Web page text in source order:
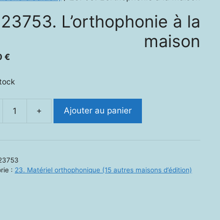
23753. L’orthophonie à la
maison
€
+ Ajouter au panier
: 23. Matériel orthophonique (15 autres maisons d’édition)